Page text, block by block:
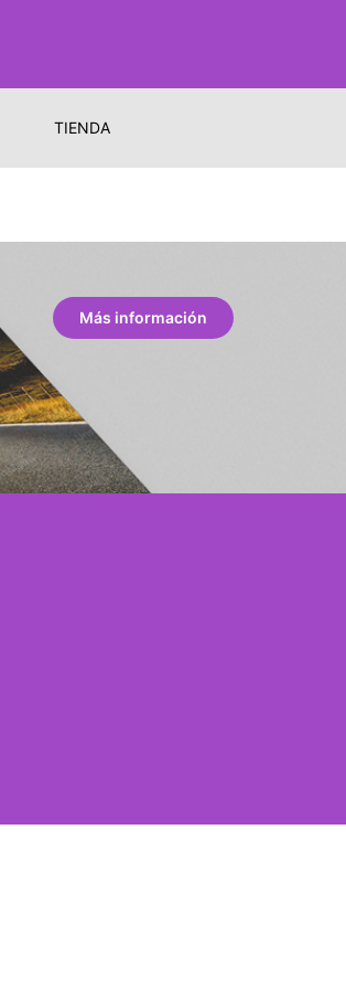
TIENDA
Más información